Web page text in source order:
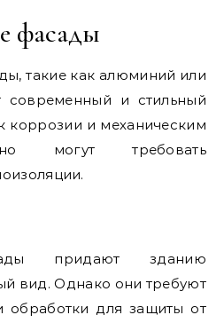
фасады
такие как алюминий или
современный и стильный
коррозии и механическим
могут требовать
придают зданию
вид. Однако они требуют
обработки для защиты от